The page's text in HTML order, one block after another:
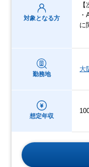
対象となる方
に
勤務地
大
想定年収